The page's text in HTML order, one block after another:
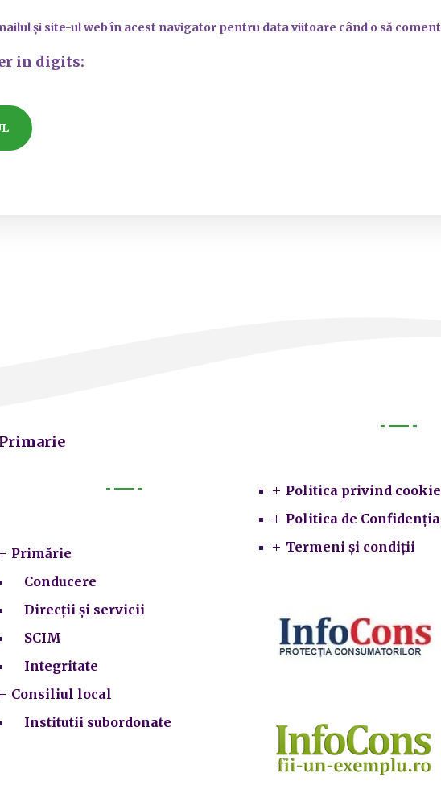
și site-ul web în acest navigator pentru data viitoare când o să
in digits:
Primarie
Primărie
Conducere
Direcții și servicii
SCIM
Integritate
Consiliul local
Institutii subordonate
Politica privind
Politica de
Termeni și condiții